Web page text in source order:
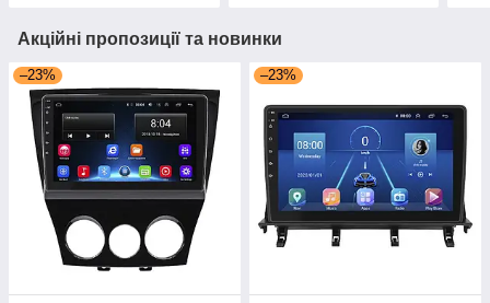
Акційні пропозиції та новинки
–23% –23%